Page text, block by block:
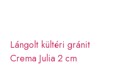
Lángolt kültéri gránit
Crema Julia 2 cm